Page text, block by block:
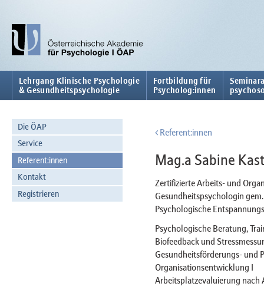
Lehrgang Klinische Psychologie
& Gesundheitspsychologie
Fortbildung für
Psycholog:innen
Die ÖAP
Service
Referent:innen
Kontakt
Registrieren
Referent:innen
Mag.a Sabine
Zertifizierte Arbeits- und
Gesundheitspsychologin
Psychologische
Psychologische Beratung,
Biofeedback und
Gesundheitsförderungs- und
Organisationsentwicklung I
Arbeitsplatzevaluierung nach